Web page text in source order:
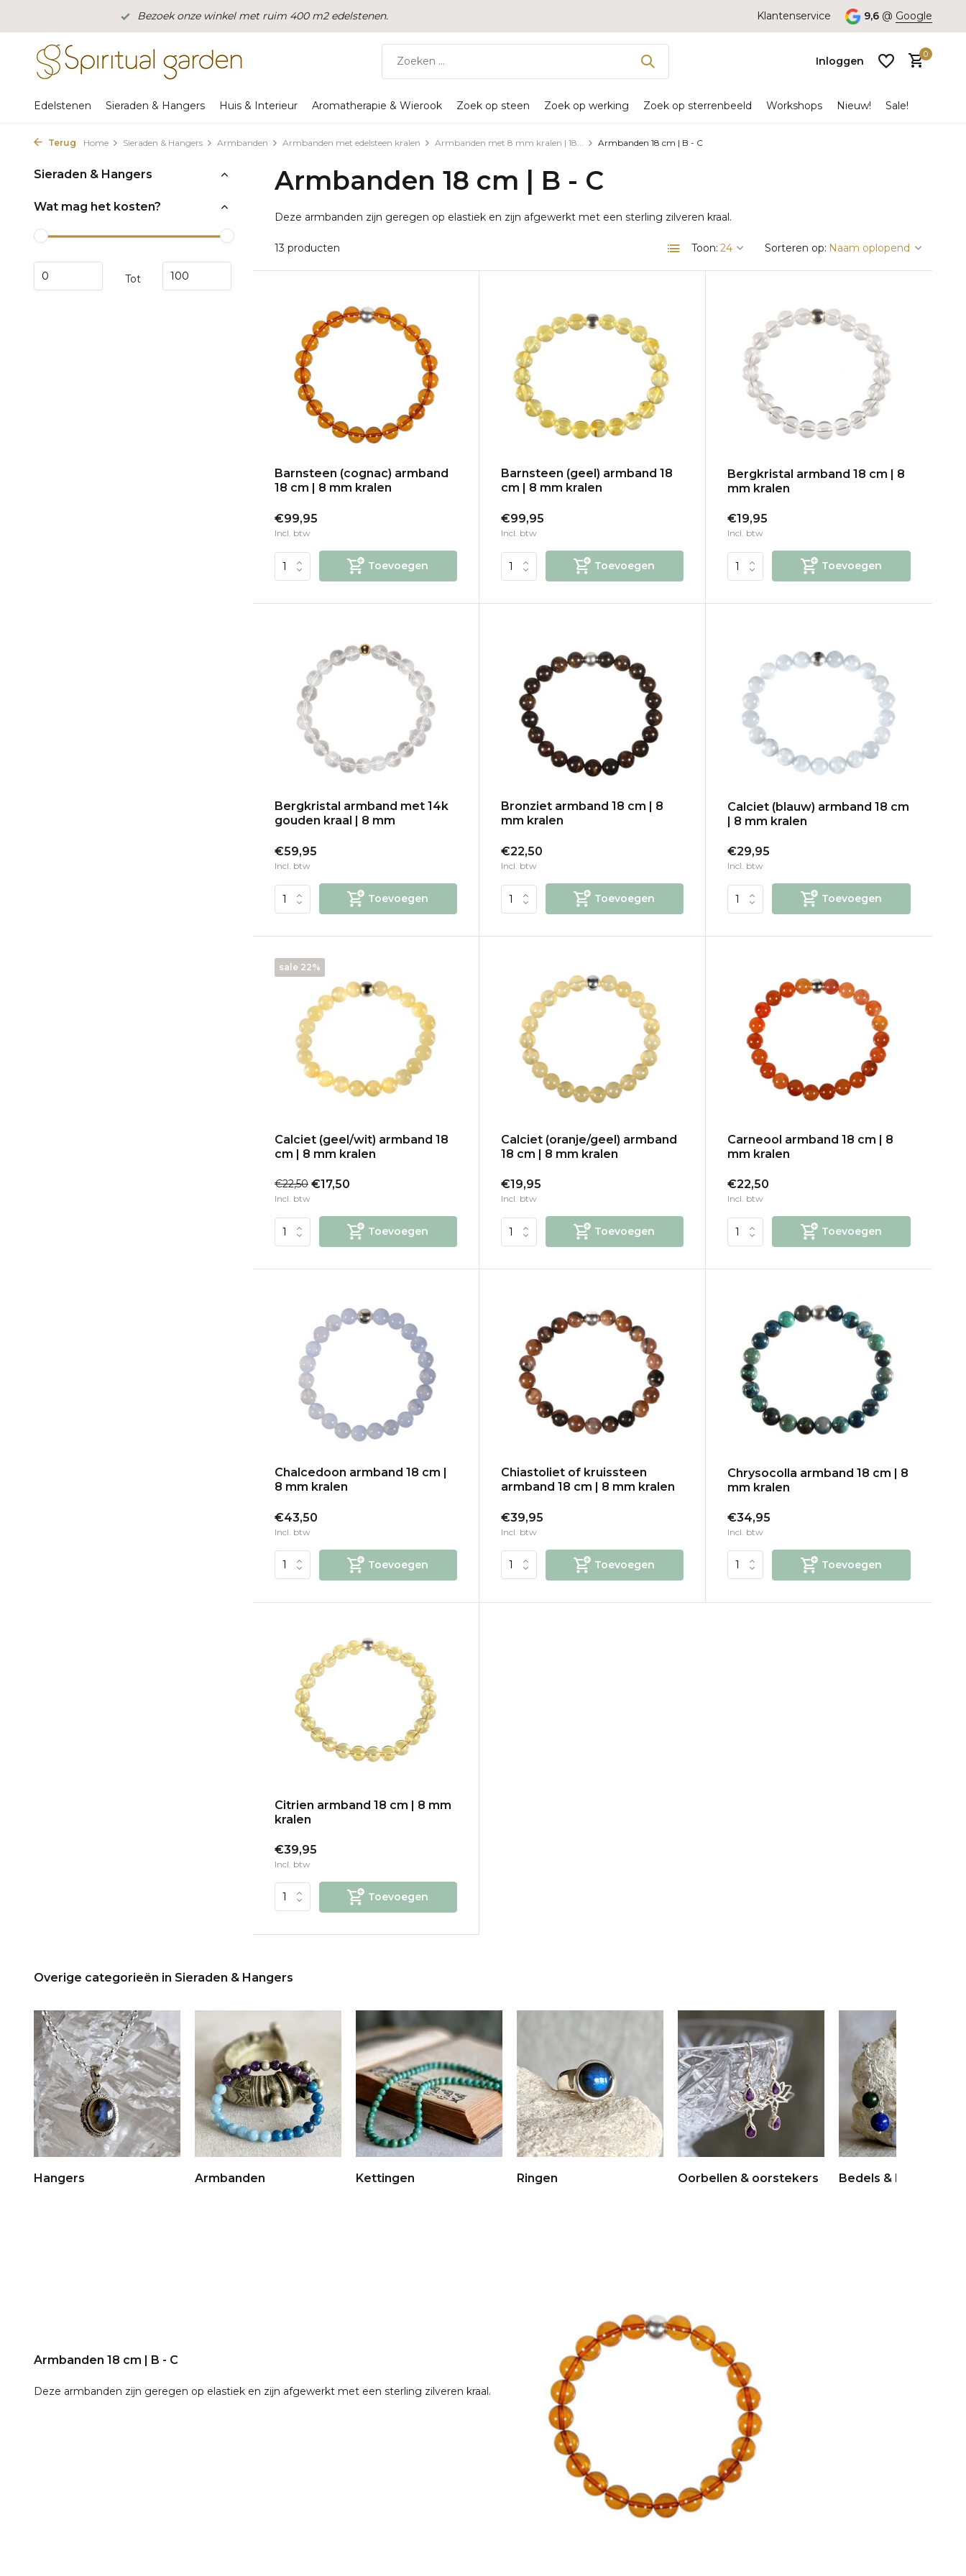
Bezoek onze winkel met ruim 400 m2 edelstenen. Klantenservice 9,6 @ Google
Inloggen
0
Edelstenen Sieraden & Hangers Huis & Interieur Aromatherapie & Wierook Zoek op steen Zoek op werking Zoek op sterrenbeeld Workshops Nieuw! Sale!
Terug Home Sieraden & Hangers Armbanden Armbanden met edelsteen kralen Armbanden met 8 mm kralen | 18... Armbanden 18 cm | B - C
Sieraden & Hangers
Wat mag het kosten?
Tot
Armbanden 18 cm | B - C
Deze armbanden zijn geregen op elastiek en zijn afgewerkt met een sterling zilveren kraal.
13 producten Toon: Sorteren op:
Barnsteen (cognac) armband
18 cm | 8 mm kralen
€99,95
Incl. btw
Toevoegen
Barnsteen (geel) armband 18
cm | 8 mm kralen
€99,95
Incl. btw
Toevoegen
Bergkristal armband 18 cm | 8
mm kralen
€19,95
Incl. btw
Toevoegen
Bergkristal armband met 14k
gouden kraal | 8 mm
€59,95
Incl. btw
Toevoegen
Bronziet armband 18 cm | 8
mm kralen
€22,50
Incl. btw
Toevoegen
Calciet (blauw) armband 18 cm
| 8 mm kralen
€29,95
Incl. btw
Toevoegen
sale 22%
Calciet (geel/wit) armband 18
cm | 8 mm kralen
€22,50 €17,50
Incl. btw
Toevoegen
Calciet (oranje/geel) armband
18 cm | 8 mm kralen
€19,95
Incl. btw
Toevoegen
Carneool armband 18 cm | 8
mm kralen
€22,50
Incl. btw
Toevoegen
Chalcedoon armband 18 cm |
8 mm kralen
€43,50
Incl. btw
Toevoegen
Chiastoliet of kruissteen
armband 18 cm | 8 mm kralen
€39,95
Incl. btw
Toevoegen
Chrysocolla armband 18 cm | 8
mm kralen
€34,95
Incl. btw
Toevoegen
Citrien armband 18 cm | 8 mm
kralen
€39,95
Incl. btw
Toevoegen
Overige categorieën in Sieraden & Hangers
Hangers Armbanden Kettingen Ringen Oorbellen & oorstekers Bedels & broches
Armbanden 18 cm | B - C
Deze armbanden zijn geregen op elastiek en zijn afgewerkt met een sterling zilveren kraal.